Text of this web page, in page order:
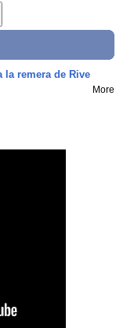
la remera de Rive
More